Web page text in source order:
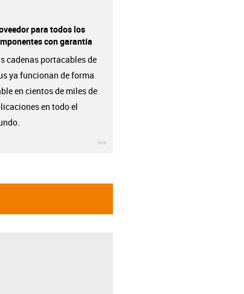
para todos los
con garantía
cadenas portacables de
ya funcionan de forma
en cientos de miles de
en todo el